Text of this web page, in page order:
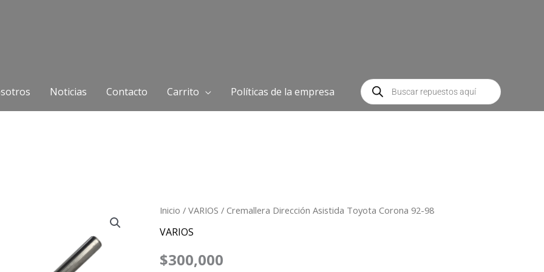
Noticias Contacto Carrito Políticas de la empresa
Búsqueda
de
productos
Inicio /VARIOS / Cremallera Dirección Asistida Toyota Corona 92-98
VARIOS
$300,000
Cremallera
Dirección
Toyota